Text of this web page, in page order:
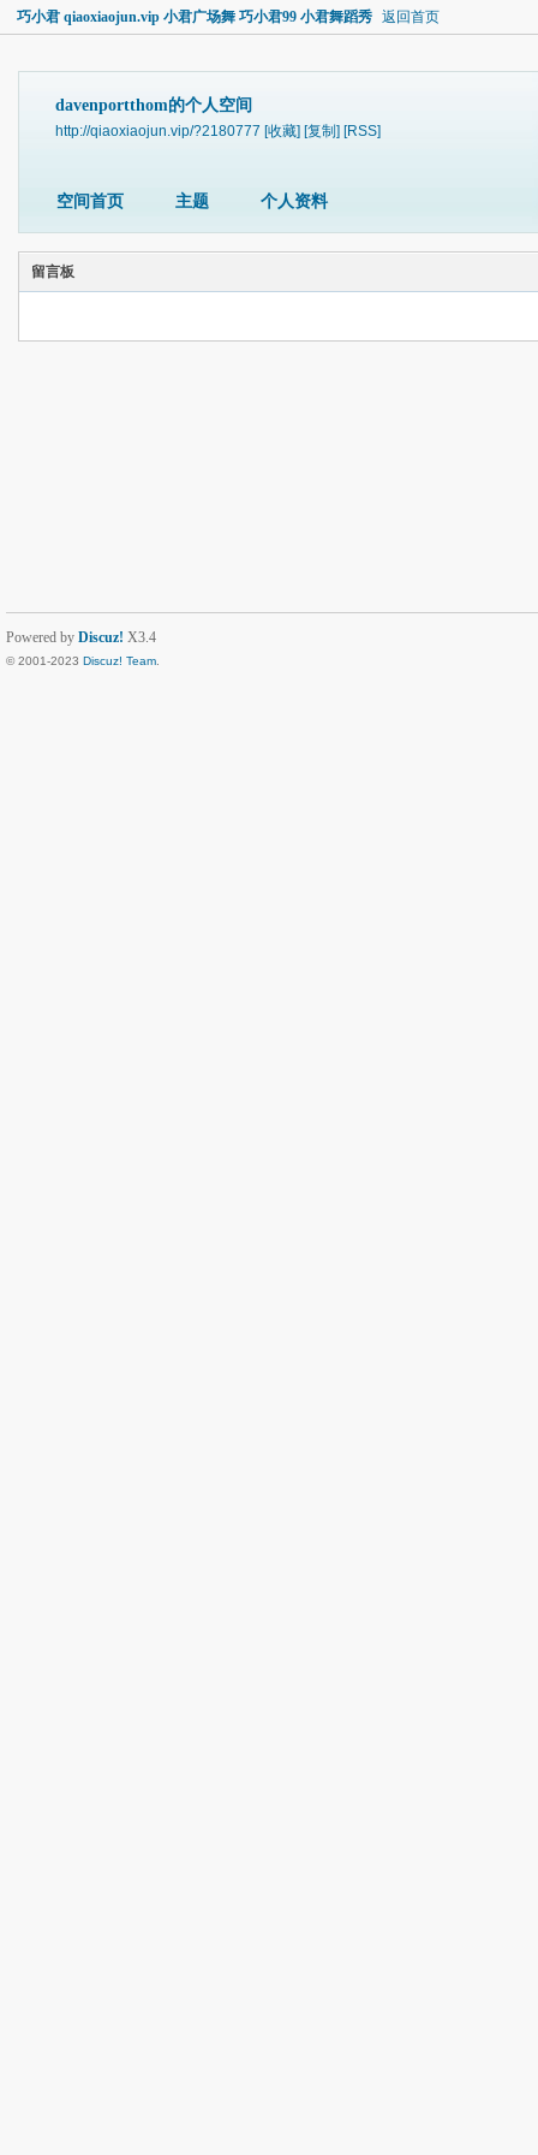
巧小君 qiaoxiaojun.vip 小君广场舞 巧小君99 小君舞蹈秀 返回首页
davenportthom的个人空间
http://qiaoxiaojun.vip/?2180777 [收藏] [复制] [RSS]
空间首页 主题 个人资料
留言板
Powered by Discuz! X3.4
© 2001-2023 Discuz! Team